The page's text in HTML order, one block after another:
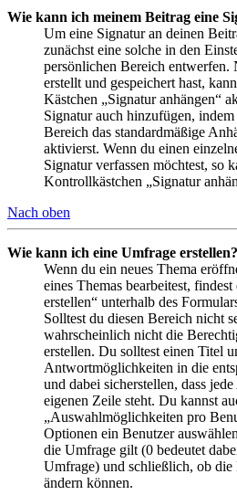
Wie kann ich meinem Beitrag eine
Um eine Signatur an deinen
zunächst eine solche in den
persönlichen Bereich entwerfen.
erstellt und gespeichert hast,
Kästchen „Signatur anhängen“
Signatur auch hinzufügen,
Bereich das standardmäßige
aktivierst. Wenn du einen
Signatur verfassen möchtest, so
Kontrollkästchen „Signatur
Nach oben
Wie kann ich eine Umfrage erstellen?
Wenn du ein neues Thema
eines Themas bearbeitest,
erstellen“ unterhalb des
Solltest du diesen Bereich nicht
wahrscheinlich nicht die
erstellen. Du solltest einen Titel
Antwortmöglichkeiten in die
und dabei sicherstellen, dass
eigenen Zeile steht. Du kannst
„Auswahlmöglichkeiten pro
Optionen ein Benutzer
die Umfrage gilt (0 bedeutet
Umfrage) und schließlich, ob die
ändern können.